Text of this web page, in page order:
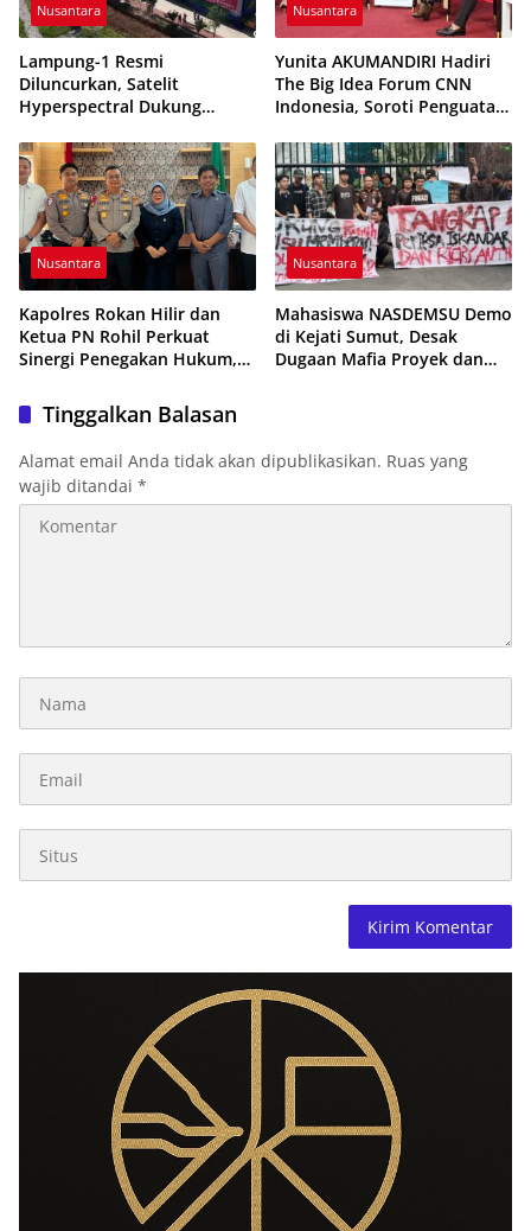
Nusantara
Lampung-1 Resmi
Diluncurkan, Satelit
Hyperspectral Dukung
Tanpa Gunakan APBD
Nusantara
Yunita AKUMANDIRI Hadiri
The Big Idea Forum CNN
Indonesia, Soroti Penguatan
Ekonomi Nasional
Nusantara
Kapolres Rokan Hilir dan
Ketua PN Rohil Perkuat
Sinergi Penegakan Hukum,
Baru
Nusantara
Mahasiswa NASDEMSU Demo
di Kejati Sumut, Desak
Dugaan Mafia Proyek dan
Tinggalkan Balasan
Alamat email Anda tidak akan dipublikasikan. Ruas yang
wajib ditandai *